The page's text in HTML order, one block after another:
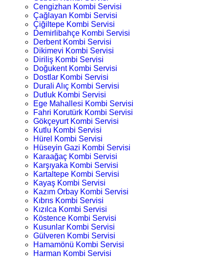
Cengizhan Kombi Servisi
Çağlayan Kombi Servisi
Çiğiltepe Kombi Servisi
Demirlibahçe Kombi Servisi
Derbent Kombi Servisi
Dikimevi Kombi Servisi
Diriliş Kombi Servisi
Doğukent Kombi Servisi
Dostlar Kombi Servisi
Durali Alıç Kombi Servisi
Dutluk Kombi Servisi
Ege Mahallesi Kombi Servisi
Fahri Korutürk Kombi Servisi
Gökçeyurt Kombi Servisi
Kutlu Kombi Servisi
Hürel Kombi Servisi
Hüseyin Gazi Kombi Servisi
Karaağaç Kombi Servisi
Karşıyaka Kombi Servisi
Kartaltepe Kombi Servisi
Kayaş Kombi Servisi
Kazım Orbay Kombi Servisi
Kıbrıs Kombi Servisi
Kızılca Kombi Servisi
Köstence Kombi Servisi
Kusunlar Kombi Servisi
Gülveren Kombi Servisi
Hamamönü Kombi Servisi
Harman Kombi Servisi